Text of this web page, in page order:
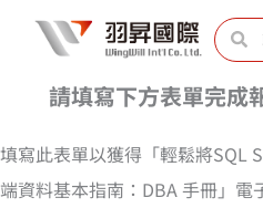
內
容
搜
尋 尋
請填寫下方表單完成
填寫此表單以獲得「輕鬆將SQL
端資料基本指南：DBA 手冊」電